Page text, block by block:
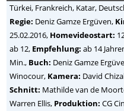
Türkei, Frankreich, Katar,
Regie: Deniz Gamze Ergüven,
25.02.2016, Homevideostart:
ab 12, Empfehlung: ab 14
Min., Buch: Deniz Gamze
Winocour, Kamera: David
Schnitt: Mathilde van de
Warren Ellis, Produktion: CG